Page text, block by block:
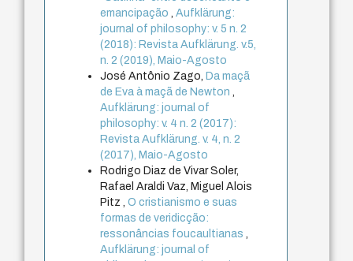
emancipação,Aufklärung:
journal of philosophy: v. 5 n. 2
(2018): Revista Aufklärung. v.5,
n. 2 (2019), Maio-Agosto
José Antônio Zago, Da maçã
de Eva à maçã de Newton,
Aufklärung: journal of
philosophy: v. 4 n. 2 (2017):
Revista Aufklärung. v. 4, n. 2
(2017), Maio-Agosto
Rodrigo Diaz de Vivar Soler,
Rafael Araldi Vaz, Miguel Alois
Pitz ,O cristianismo e suas
formas de veridicção:
ressonâncias foucaultianas,
Aufklärung: journal of